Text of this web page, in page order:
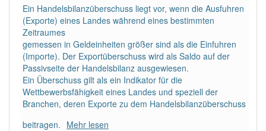
Wörter mit Endung-exportüberschussaber mit
einem anderen Artikel
: 0
97% unserer Spielapp-Nutzer haben den Artikel
korrekt erraten.
Ein Handelsbilanzüberschuss liegt vor, wenn die Ausfuhren
(Exporte) eines Landes während eines bestimmten
Zeitraumes
gemessen in Geldeinheiten größer sind als die Einfuhren
(Importe). Der Exportüberschuss wird als Saldo auf der
Passivseite der Handelsbilanz ausgewiesen.
Ein Überschuss gilt als ein Indikator für die
Wettbewerbsfähigkeit eines Landes und speziell der
Branchen, deren Exporte zu dem Handelsbilanzüberschuss
beitragen. Mehr lesen